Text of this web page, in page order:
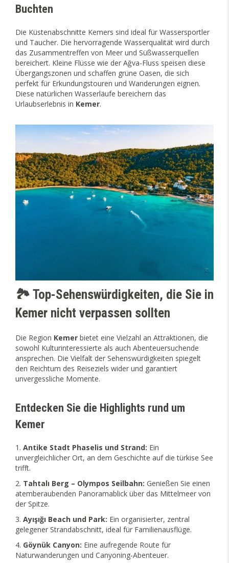
Buchten
Die Küstenabschnitte Kemers sind ideal für Wassersportler
und Taucher. Die hervorragende Wasserqualität wird durch
das Zusammentreffen von Meer und Süßwasserquellen
bereichert. Kleine Flüsse wie der Ağva-Fluss speisen diese
Übergangszonen und schaffen grüne Oasen, die sich
perfekt für Erkundungstouren und Wanderungen eignen.
Diese natürlichen Wasserläufe bereichern das
Urlaubserlebnis in Kemer.
🏞️ Top-Sehenswürdigkeiten, die Sie in
Kemer nicht verpassen sollten
Die Region Kemer bietet eine Vielzahl an Attraktionen, die
sowohl Kulturinteressierte als auch Abenteuersuchende
ansprechen. Die Vielfalt der Sehenswürdigkeiten spiegelt
den Reichtum des Reiseziels wider und garantiert
unvergessliche Momente.
Entdecken Sie die Highlights rund um
Kemer
Antike Stadt Phaselis und Strand: Ein
unvergleichlicher Ort, an dem Geschichte auf die türkise See
trifft.
Tahtalı Berg – Olympos Seilbahn: Genießen Sie einen
atemberaubenden Panoramablick über das Mittelmeer von
der Spitze.
Ayışığı Beach und Park: Ein organisierter, zentral
gelegener Strandabschnitt, ideal für Familienausflüge.
Göynük Canyon: Eine aufregende Route für
Naturwanderungen und Canyoning-Abenteuer.